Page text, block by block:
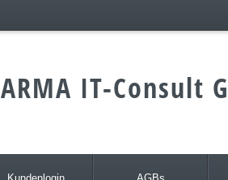
ARMA IT-Consult